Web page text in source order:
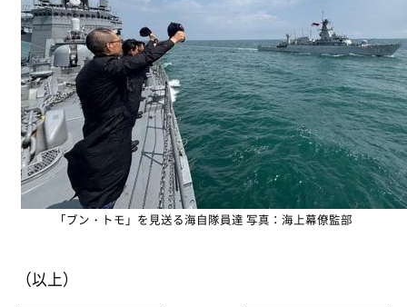
「ブン・トモ」を見送る海自隊員達 写真：海上幕僚監部
（以上）